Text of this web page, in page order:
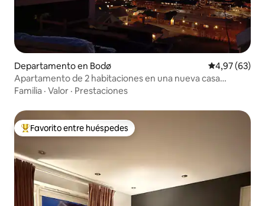
Departamento en Bodø Calificación
4,97 (63)
Apartamento de 2 habitaciones en una nueva casa
unifamiliar en Bodø
Familia · Valor · Prestaciones
Favorito entre los huéspedes más destacados
Favorito entre huéspedes